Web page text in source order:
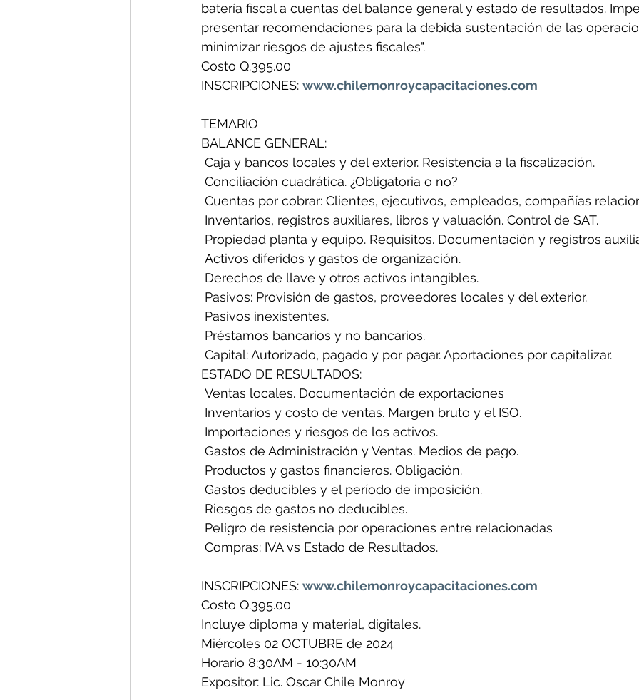
batería fiscal a cuentas del balance general y estado de resultados.
presentar recomendaciones para la debida sustentación de las
minimizar riesgos de ajustes fiscales".
Costo Q.395.00
INSCRIPCIONES: www.chilemonroycapacitaciones.com
TEMARIO
BALANCE GENERAL:
Caja y bancos locales y del exterior. Resistencia a la fiscalización.
Conciliación cuadrática. ¿Obligatoria o no?
Cuentas por cobrar: Clientes, ejecutivos, empleados, compañías
Inventarios, registros auxiliares, libros y valuación. Control de SAT.
Propiedad planta y equipo. Requisitos. Documentación y registros
Activos diferidos y gastos de organización.
Derechos de llave y otros activos intangibles.
Pasivos: Provisión de gastos, proveedores locales y del exterior.
Pasivos inexistentes.
Préstamos bancarios y no bancarios.
Capital: Autorizado, pagado y por pagar. Aportaciones por capitalizar.
ESTADO DE RESULTADOS:
Ventas locales. Documentación de exportaciones
Inventarios y costo de ventas. Margen bruto y el ISO.
Importaciones y riesgos de los activos.
Gastos de Administración y Ventas. Medios de pago.
Productos y gastos financieros. Obligación.
Gastos deducibles y el período de imposición.
Riesgos de gastos no deducibles.
Peligro de resistencia por operaciones entre relacionadas
Compras: IVA vs Estado de Resultados.
INSCRIPCIONES: www.chilemonroycapacitaciones.com
Costo Q.395.00
Incluye diploma y material, digitales.
Miércoles 02 OCTUBRE de 2024
Horario 8:30AM - 10:30AM
Expositor: Lic. Oscar Chile Monroy